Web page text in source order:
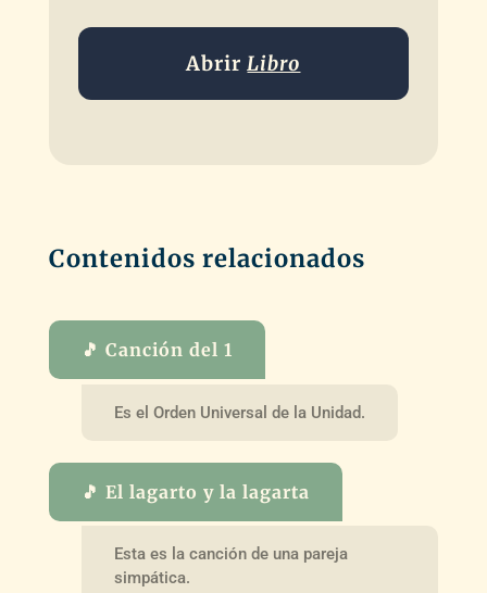
AbrirLibro
Contenidos relacionados
🎵 Canción del 1
Es el Orden Universal de la Unidad.
🎵 El lagarto y la lagarta
Esta es la canción de una pareja
simpática.